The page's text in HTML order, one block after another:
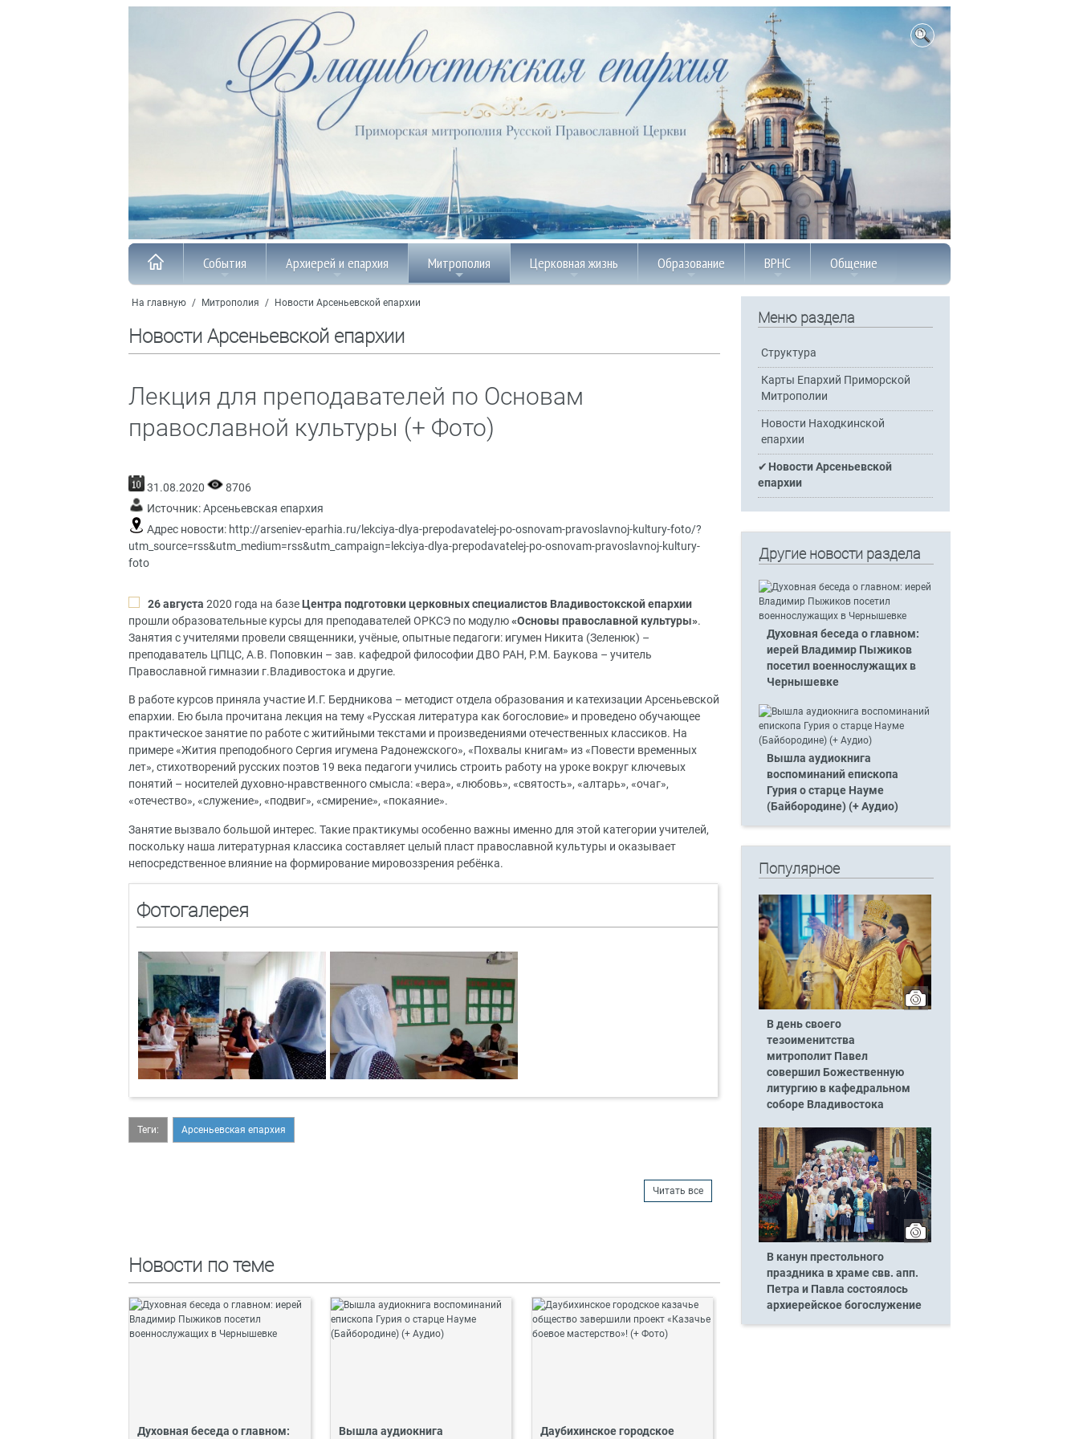
События Архиерей и епархия Митрополия Церковная жизнь Образование ВРНС Общение
На главную / Митрополия / Новости Арсеньевской епархии
Новости Арсеньевской епархии
Лекция для преподавателей по Основам
православной культуры (+ Фото)
31.08.2020
8706
Источник:Арсеньевская епархия
Адрес новости: http://arseniev-eparhia.ru/lekciya-dlya-prepodavatelej-po-osnovam-pravoslavnoj-kultury-foto/?
utm_source=rss&utm_medium=rss&utm_campaign=lekciya-dlya-prepodavatelej-po-osnovam-pravoslavnoj-kultury-
foto
26 августа 2020 года на базеЦентра подготовки церковных специалистов Владивостокской епархии
прошли образовательные курсы для преподавателей ОРКСЭ по модулю«Основы православной культуры».
Занятия с учителями провели священники, учёные, опытные педагоги: игумен Никита (Зеленюк) –
преподаватель ЦПЦС, А.В. Поповкин – зав. кафедрой философии ДВО РАН, Р.М. Баукова – учитель
Православной гимназии г.Владивостока и другие.
В работе курсов приняла участие И.Г. Бердникова – методист отдела образования и катехизации Арсеньевской
епархии. Ею была прочитана лекция на тему«Русская литература как богословие» и проведено обучающее
практическое занятие по работе с житийными текстами и произведениями отечественных классиков. На
примере «Жития преподобного Сергия игумена Радонежского», «Похвалы книгам» из «Повести временных
лет», стихотворений русских поэтов 19 века педагоги учились строить работу на уроке вокруг ключевых
понятий – носителей духовно-нравственного смысла: «вера», «любовь», «святость», «алтарь», «очаг»,
«отечество», «служение», «подвиг», «смирение», «покаяние».
Занятие вызвало большой интерес. Такие практикумы особенно важны именно для этой категории учителей,
поскольку наша литературная классика составляет целый пласт православной культуры и оказывает
непосредственное влияние на формирование мировоззрения ребёнка.
Фотогалерея
Теги: Арсеньевская епархия
Читать все
Новости по теме
Духовная беседа о главном:
Вышла аудиокнига
Даубихинское городское
Меню раздела
Структура
Карты Епархий Приморской
Митрополии
Новости Находкинской
епархии
Новости Арсеньевской
епархии
Другие новости раздела
Духовная беседа о главном:
иерей Владимир Пыжиков
посетил военнослужащих в
Чернышевке
Вышла аудиокнига
воспоминаний епископа
Гурия о старце Науме
(Байбородине) (+ Аудио)
Популярное
В день своего
тезоименитства
митрополит Павел
совершил Божественную
литургию в кафедральном
соборе Владивостока
В канун престольного
праздника в храме свв. апп.
Петра и Павла состоялось
архиерейское богослужение